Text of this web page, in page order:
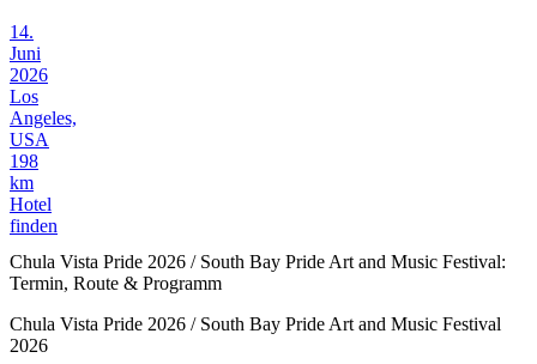
14.
Juni
2026
Los
Angeles,
USA
198
km
Hotel
finden
Chula Vista Pride 2026 / South Bay Pride Art and Music Festival:
Termin, Route & Programm
Chula Vista Pride 2026 / South Bay Pride Art and Music Festival
2026